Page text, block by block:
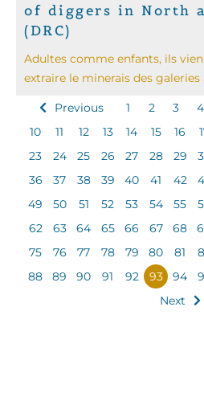
of diggers in North
(DRC)
Adultes comme enfants, ils
extraire le minerais des galeries
Previous 1 2 3 4
10
11 12 13 14 15 16
23
24 25 26 27 28 29
36
37 38 39 40 41 42
49
50 51 52 53 54 55
62
63 64 65 66 67 68
75
76 77 78 79 80 81
88
89 90 91 92 93 94
Next